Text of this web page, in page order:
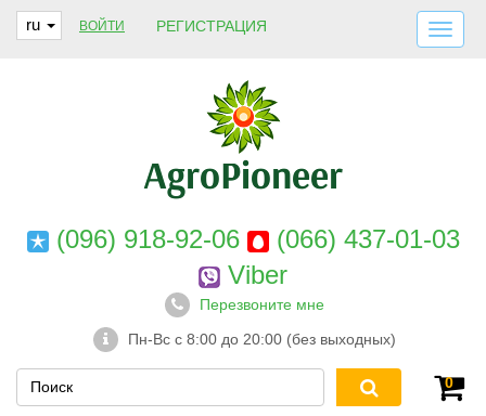
ru ВОЙТИ РЕГИСТРАЦИЯ
ДОСТАВКА И ОПЛАТА
О НАС
ГАРАНТИИ
КОНТАКТЫ
(096) 918-92-06
(066) 437-01-03
Viber
Перезвоните мне
Пн-Вс с 8:00 до 20:00 (без выходных)
0